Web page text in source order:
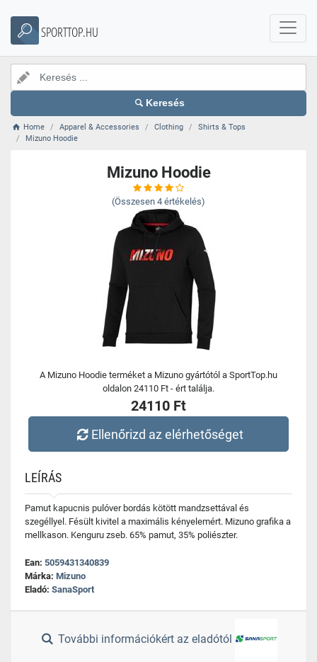
SPORTTOP.HU
Keresés
Home Apparel & Accessories Clothing
Shirts & Tops
Mizuno Hoodie
Mizuno Hoodie
(Összesen 4 értékelés)
A Mizuno Hoodie terméket a Mizuno gyártótól a SportTop.hu
oldalon 24110 Ft - ért találja.
24110 Ft
Ellenőrizd az elérhetőséget
LEÍRÁS
Pamut kapucnis pulóver bordás kötött mandzsettával és
szegéllyel. Fésült kivitel a maximális kényelemért. Mizuno grafika a
mellkason. Kenguru zseb. 65% pamut, 35% poliészter.
Ean: 5059431340839
Márka: Mizuno
Eladó: SanaSport
További információkért az eladótól